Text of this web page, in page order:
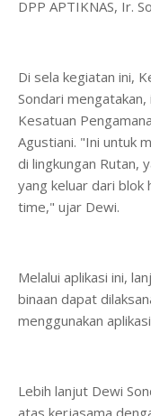
DPP APTIKNAS, Ir.
Di sela kegiatan ini,
Sondari
Kesatuan
Agustiani. "Ini untuk
di lingkungan Rutan,
yang keluar dari
time," ujar Dewi.
Melalui aplikasi ini,
binaan dapat
menggunakan
Lebih lanjut Dewi